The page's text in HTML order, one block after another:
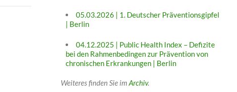
05.03.2026 | 1. Deutscher Präventionsgipfel
| Berlin
04.12.2025 | Public Health Index – Defizite
bei den Rahmenbedingen zur Prävention von
chronischen Erkrankungen | Berlin
Weiteres finden Sie im Archiv.